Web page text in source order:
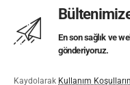
En son sağlık ve
gönderiyoruz.
Kaydolarak Kullanım